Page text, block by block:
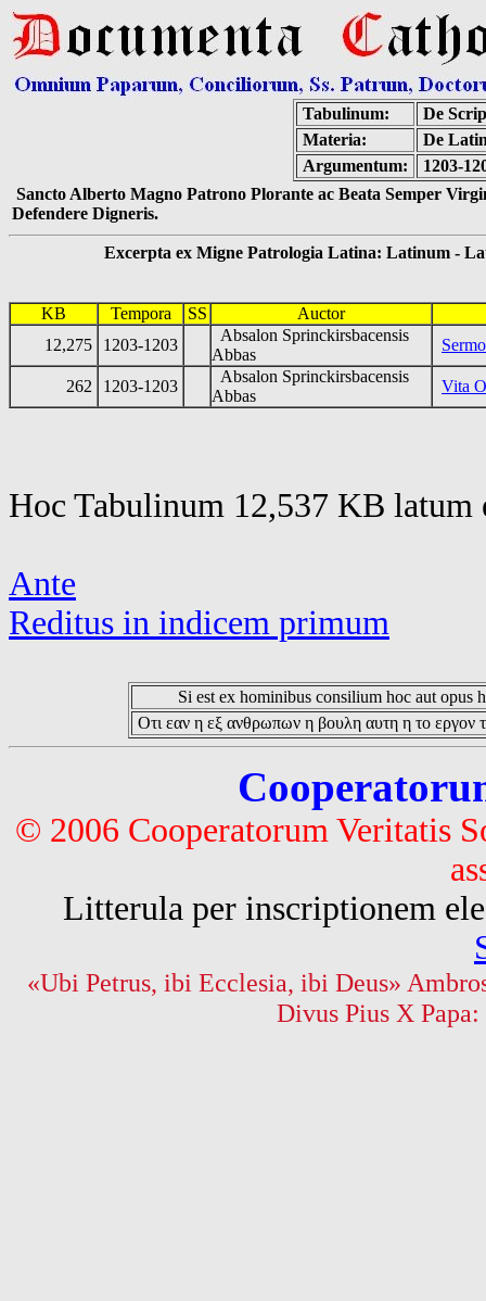
Tabulinum:
De
Materia:
De
Argumentum:
1203-
Sancto Alberto Magno Patrono Plorante ac Beata Semper
Defendere Digneris.
Excerpta ex Migne Patrologia Latina: Latinum -
KB Tempora SS
Auctor
12,275
1203-1203
Absalon Sprinckirsbacensis
Abbas
262 1203-1203
Absalon Sprinckirsbacensis
Abbas
Vita
Hoc Tabulinum 12,537 KB latum
Ante
Reditus in indicem primum
Si est ex hominibus consilium hoc aut opus
Οτι εαν η εξ ανθρωπων η βουλη αυτη η το εργον
© 2006 Cooperatorum Veritatis
Litterula per inscriptionem
«Ubi Petrus, ibi Ecclesia, ibi Deus»
Divus Pius X Papa: